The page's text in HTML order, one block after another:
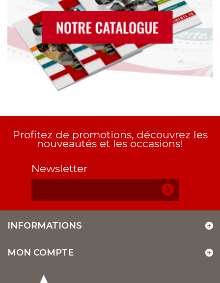
Profitez de promotions, découvrez les
nouveautés et les occasions!
Newsletter
INFORMATIONS
MON COMPTE